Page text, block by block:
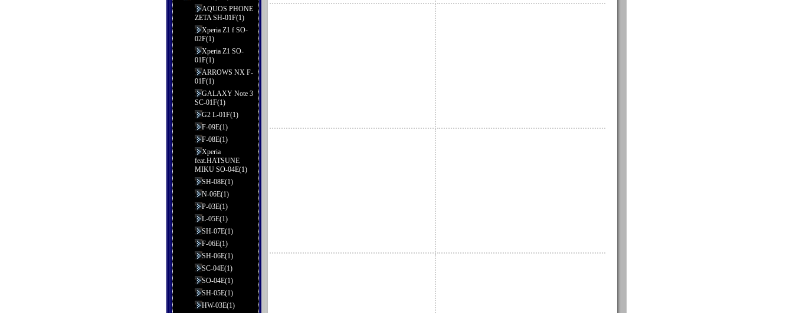
AQUOS PHONE
ZETA SH-01F(1)
Xperia Z1 f SO-
02F(1)
Xperia Z1 SO-
01F(1)
ARROWS NX F-
01F(1)
GALAXY Note 3
SC-01F(1)
G2 L-01F(1)
F-09E(1)
F-08E(1)
Xperia
feat.HATSUNE
MIKU SO-04E(1)
SH-08E(1)
N-06E(1)
P-03E(1)
L-05E(1)
SH-07E(1)
F-06E(1)
SH-06E(1)
SC-04E(1)
SO-04E(1)
SH-05E(1)
HW-03E(1)